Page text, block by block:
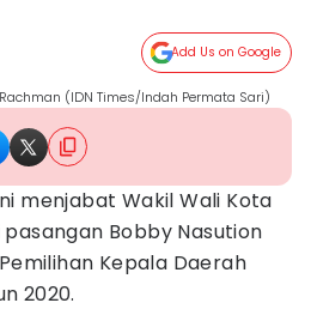
Add Us on Google
(IDN Times/Indah Permata Sari)
menjabat Wakil Wali Kota
pasangan Bobby Nasution
Kepala Daerah
2020.